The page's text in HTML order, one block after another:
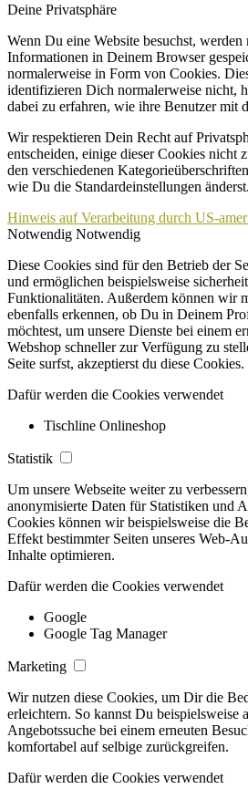
Deine Privatsphäre
Wenn Du eine Website besuchst,
Informationen in Deinem Browser
normalerweise in Form von Cookies.
identifizieren Dich normalerweise nicht,
dabei zu erfahren, wie ihre Benutzer mit
Wir respektieren Dein Recht auf
entscheiden, einige dieser Cookies nicht
den verschiedenen
wie Du die Standardeinstellungen änderst.
Hinweis auf Verarbeitung durch US-
Notwendig Notwendig
Diese Cookies sind für den Betrieb der
und ermöglichen beispielsweise
Funktionalitäten. Außerdem können wir
ebenfalls erkennen, ob Du in Deinem
möchtest, um unsere Dienste bei einem
Webshop schneller zur Verfügung zu
Seite surfst, akzeptierst du diese Cookies.
Dafür werden die Cookies verwendet
Tischline Onlineshop
Statistik
Um unsere Webseite weiter zu
anonymisierte Daten für Statistiken und
Cookies können wir beispielsweise die
Effekt bestimmter Seiten unseres Web-
Inhalte optimieren.
Dafür werden die Cookies verwendet
Google
Google Tag Manager
Marketing
Wir nutzen diese Cookies, um Dir die
erleichtern. So kannst Du beispielsweise
Angebotssuche bei einem erneuten
komfortabel auf selbige zurückgreifen.
Dafür werden die Cookies verwendet